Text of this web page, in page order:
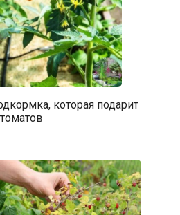
которая подарит